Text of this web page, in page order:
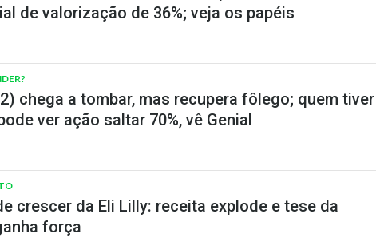
de valorização de 36%; veja os papéis
chega a tombar, mas recupera fôlego; quem tiver
ver ação saltar 70%, vê Genial
crescer da Eli Lilly: receita explode e tese da
força